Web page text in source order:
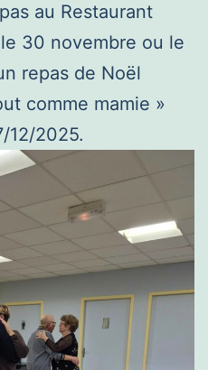
au Restaurant
30 novembre ou le
repas de Noël
comme mamie »
12/2025.